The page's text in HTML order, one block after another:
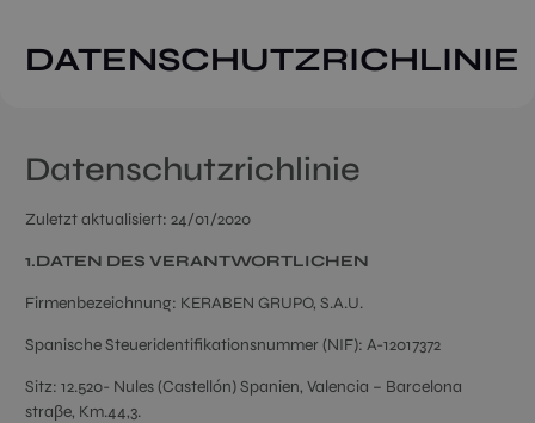
DATENSCHUTZRICHLINIE
Datenschutzrichlinie
Zuletzt aktualisiert: 24/01/2020
1.DATEN DES VERANTWORTLICHEN
Firmenbezeichnung: KERABEN GRUPO, S.A.U.
Spanische Steueridentifikationsnummer (NIF): A-12017372
Sitz: 12.520- Nules (Castellón) Spanien, Valencia – Barcelona
straβe, Km.44,3.